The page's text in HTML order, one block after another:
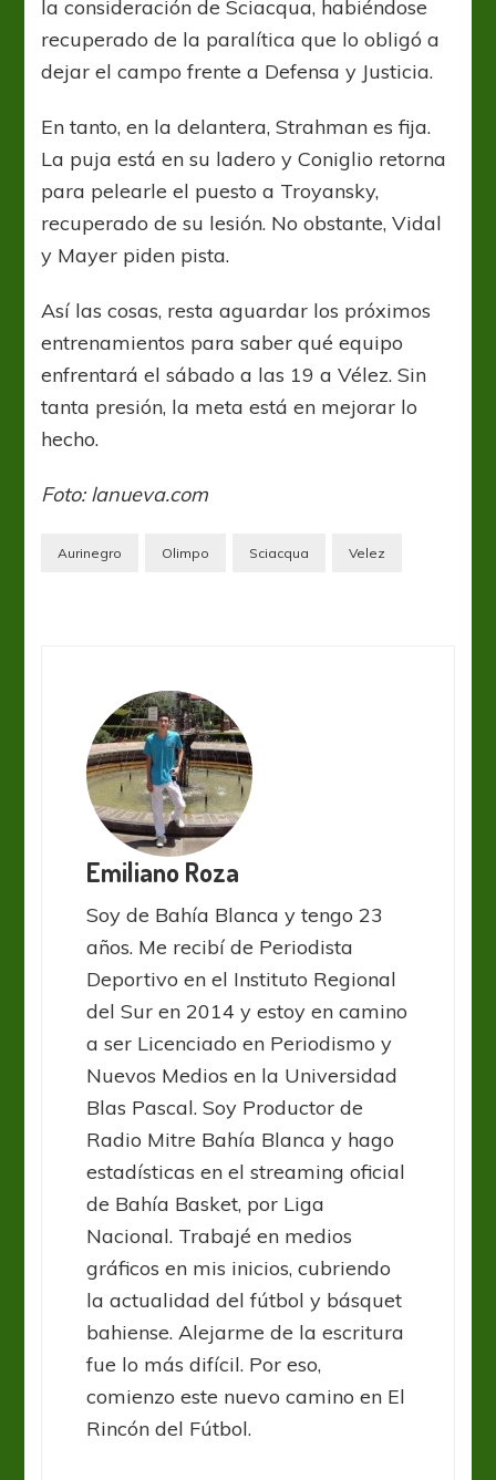
la consideración de Sciacqua, habiéndose
recuperado de la paralítica que lo obligó a
dejar el campo frente a Defensa y Justicia.
En tanto, en la delantera, Strahman es fija.
La puja está en su ladero y Coniglio retorna
para pelearle el puesto a Troyansky,
recuperado de su lesión. No obstante, Vidal
y Mayer piden pista.
Así las cosas, resta aguardar los próximos
entrenamientos para saber qué equipo
enfrentará el sábado a las 19 a Vélez. Sin
tanta presión, la meta está en mejorar lo
hecho.
Foto: lanueva.com
Aurinegro Olimpo Sciacqua Velez
Emiliano Roza
Soy de Bahía Blanca y tengo 23
años. Me recibí de Periodista
Deportivo en el Instituto Regional
del Sur en 2014 y estoy en camino
a ser Licenciado en Periodismo y
Nuevos Medios en la Universidad
Blas Pascal. Soy Productor de
Radio Mitre Bahía Blanca y hago
estadísticas en el streaming oficial
de Bahía Basket, por Liga
Nacional. Trabajé en medios
gráficos en mis inicios, cubriendo
la actualidad del fútbol y básquet
bahiense. Alejarme de la escritura
fue lo más difícil. Por eso,
comienzo este nuevo camino en El
Rincón del Fútbol.